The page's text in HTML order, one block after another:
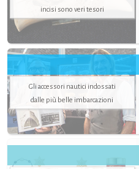
incisi sono veri tesori
Gli accessori nautici indossati
dalle più belle imbarcazioni